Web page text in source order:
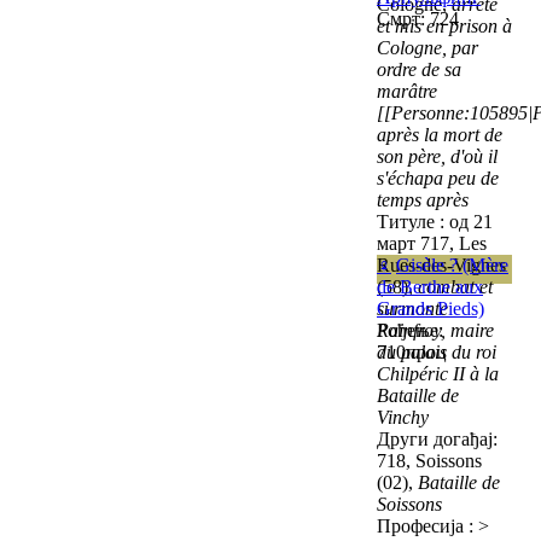
Cologne,arrêté
et mis en prison à
Cologne, par
ordre de sa
marâtre
après la mort de
son père, d'où il
s'échapa peu de
temps après
Титуле : од 21
март 717, Les
Rues-des-Vignes
(58),combat et
surmonte
Rainfroy, maire
du palais du roi
Chilpéric II à la
Bataille de
Vinchy
Други догађај:
718, Soissons
(02), Bataille de
Soissons
Професија : >
Смрт: 724
♀ Gisèle ? (Mère
de Berthe aux
Grands Pieds)
Рођење:
710проц